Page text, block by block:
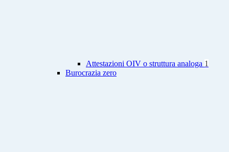
Attestazioni OIV o struttura analoga 1
Burocrazia zero